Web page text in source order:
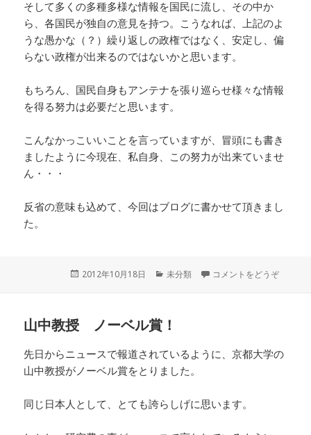
そして多くの多種多様な情報を国民に流し、その中か
ら、各国民が独自の意見を持つ。こうなれば、上記のよ
うな愚かな（？）繰り返しの政権ではなく、安定し、偏
らない政権が出来るのではないかと思います。
もちろん、国民自身もアンテナを張り巡らせ様々な情報
を得る努力は必要だと思います。
こんなかっこいいことを言っていますが、冒頭にも書き
ましたように今現在、私自身、この努力が出来ていませ
ん・・・
反省の意味も込めて、今回はブログに書かせて頂きまし
た。
投
2012年10月18日
カ
ー
未分類 コメントをどうぞ
山中教授 ノーベル賞！
先日からニュースで報道されているように、京都大学の
山中教授がノーベル賞をとりました。
同じ日本人として、とても誇らしげに思います。